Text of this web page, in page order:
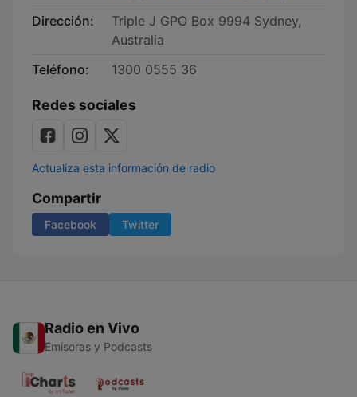
Dirección:
Triple J GPO Box 9994 Sydney,
Australia
Teléfono:
1300 0555 36
Redes sociales
Actualiza esta información de radio
Compartir
Facebook Twitter
Radio en Vivo
Emisoras y Podcasts